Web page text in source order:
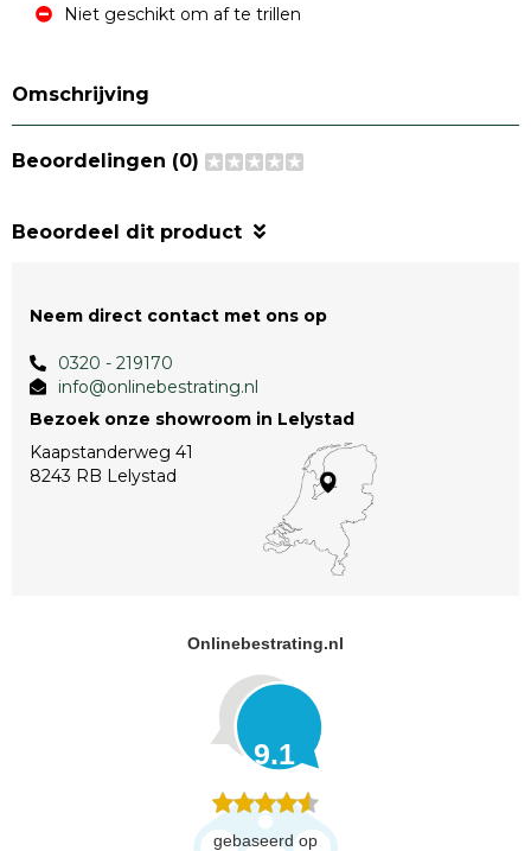
Niet geschikt om af te trillen
Omschrijving
Beoordelingen (0)
Beoordeel dit product
Neem direct contact met ons op
0320 - 219170
info@onlinebestrating.nl
Bezoek onze showroom in Lelystad
Kaapstanderweg 41
8243 RB Lelystad
Onlinebestrating.nl
9.1
gebaseerd op